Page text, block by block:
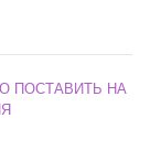
ПОСТАВИТЬ НА